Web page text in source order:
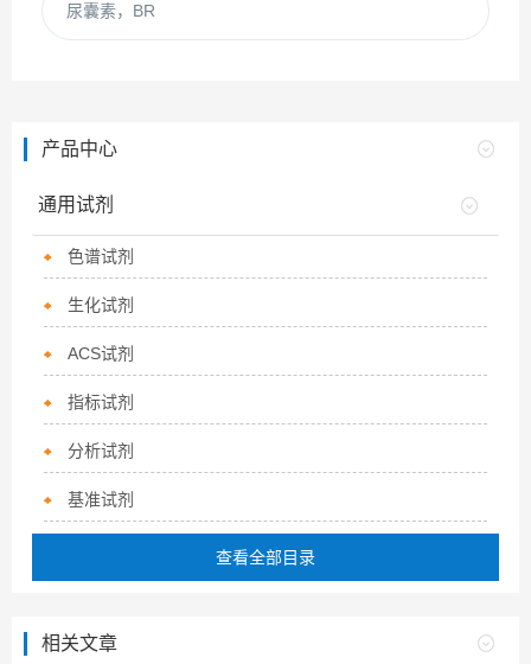
尿囊素，BR
产品中心
通用试剂
色谱试剂
生化试剂
ACS试剂
指标试剂
分析试剂
基准试剂
查看全部目录
相关文章